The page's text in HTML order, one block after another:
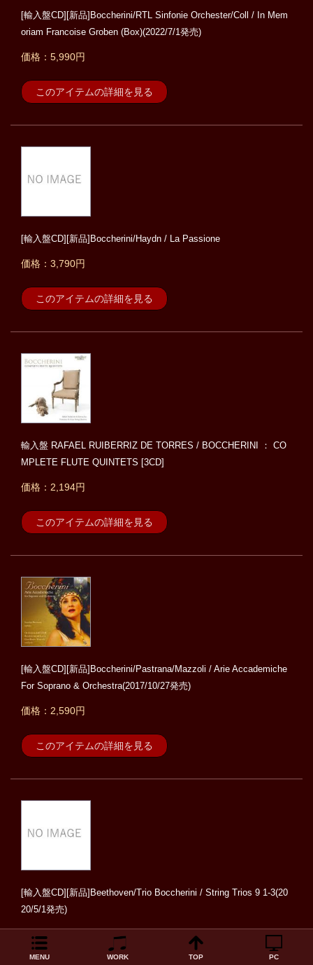
[輸入盤CD][新品]Boccherini/RTL Sinfonie Orchester/Coll / In Mem
oriam Francoise Groben (Box)(2022/7/1発売)
価格：5,990円
このアイテムの詳細を見る
[輸入盤CD][新品]Boccherini/Haydn / La Passione
価格：3,790円
このアイテムの詳細を見る
輸入盤 RAFAEL RUIBERRIZ DE TORRES / BOCCHERINI ： CO
MPLETE FLUTE QUINTETS [3CD]
価格：2,194円
このアイテムの詳細を見る
[輸入盤CD][新品]Boccherini/Pastrana/Mazzoli / Arie Accademiche
For Soprano & Orchestra(2017/10/27発売)
価格：2,590円
このアイテムの詳細を見る
[輸入盤CD][新品]Beethoven/Trio Boccherini / String Trios 9 1-3(20
20/5/1発売)
価格：3,790円
MENU WORK TOP PC